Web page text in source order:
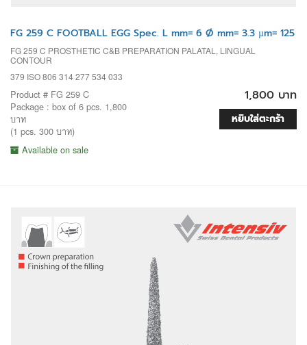
FG 259 C FOOTBALL EGG Spec. L mm= 6 Ø mm= 3.3 µm= 125
FG 259 C PROSTHETIC C&B PREPARATION PALATAL, LINGUAL
CONTOUR
379 ISO 806 314 277 534 033
Product # FG 259 C
Package : box of 6 pcs. 1,800
บาท
(1 pcs. 300 บาท)
Available on sale
1,800 บาท
หยิบใส่ตะกร้า